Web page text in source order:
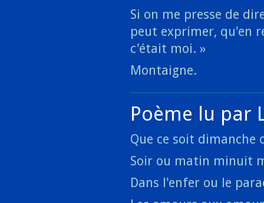
Si on me presse de
peut exprimer, qu'en
c'était moi. »
Montaigne.
Poème lu par
Que ce soit
Soir ou matin minuit
Dans l'enfer ou le